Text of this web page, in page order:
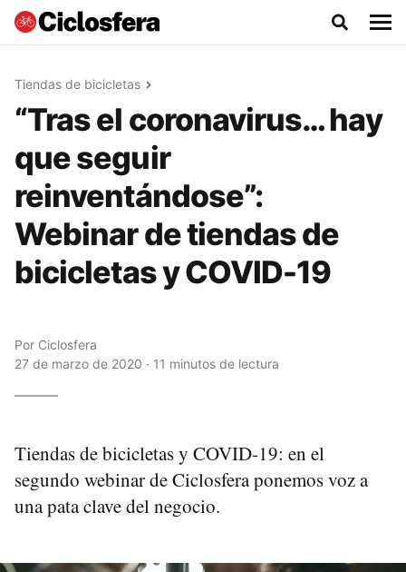
Tiendas de bicicletas
“Tras el coronavirus… hay
que seguir
reinventándose”:
Webinar de tiendas de
bicicletas y COVID-19
Por Ciclosfera
27 de marzo de 2020 · 11 minutos de lectura
Tiendas de bicicletas y COVID-19: en el
segundo webinar de Ciclosfera ponemos voz a
una pata clave del negocio.